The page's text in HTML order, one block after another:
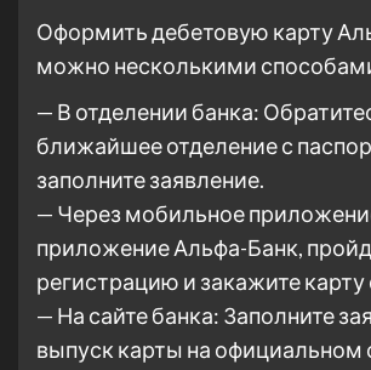
Оформить дебетовую карту
можно несколькими
— В отделении банка:
ближайшее отделение с
заполните заявление.
— Через мобильное
приложение Альфа-Банк,
регистрацию и закажите карту
— На сайте банка: Заполните
выпуск карты на официальном